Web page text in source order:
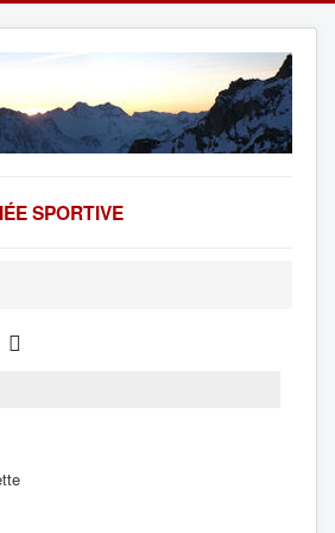
SPORTIVE